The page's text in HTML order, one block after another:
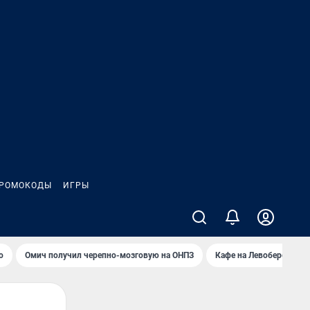
ИГРЫ
Омич получил черепно-мозговую на ОНПЗ Кафе на Левобережье